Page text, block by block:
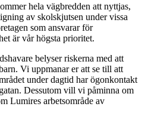
hela vägbredden att nyttjas,
av skolskjutsen under vissa
som ansvarar för
är vår högsta prioritet.
belyser riskerna med att
Vi uppmanar er att se till att
under dagtid har ögonkontakt
Dessutom vill vi påminna om
Lumires arbetsområde av